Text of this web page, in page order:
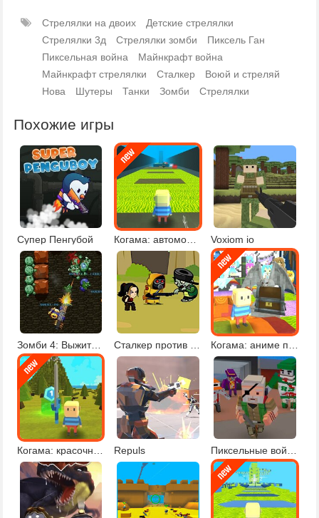
Стрелялки на двоих
Детские стрелялки
Стрелялки 3д
Стрелялки зомби
Пиксель Ган
Пиксельная война
Майнкрафт война
Майнкрафт стрелялки
Сталкер
Воюй и стреляй
Нова
Шутеры Танки Зомби Стрелялки
Похожие игры
Супер Пенгубой Когама: автомобильный паркур Voxiom io
Зомби 4: Выжить в зомби-апокалипсисе Сталкер против зомби Когама: аниме паркур
Когама: красочный паркур Repuls Пиксельные войны 2